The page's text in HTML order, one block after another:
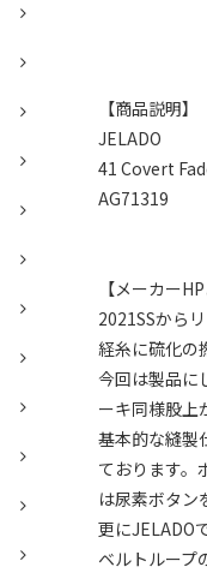
【商品説明】
JELADO
41 Covert
AG71319
【メーカーHP
2021SSから
経糸に硫化の
今回は製品に
ーキ同様股上
基本的な縫製
ております。
は尿素ボタン
更にJELADO
ベルトループ